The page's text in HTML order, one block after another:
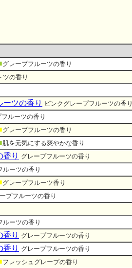
グレープフルーツの香り
ツの香り
ーツの香り ピンクグレープフルーツの香り
ルーツの香り
グレープフルーツの香り
肌を元気にする爽やかな香り
香り グレープフルーツの香り
ルーツの香り
グレープフルーツ香り
プフルーツの香り
ルーツの香り
香り グレープフルーツの香り
香り グレープフルーツの香り
フレッシュグレープの香り